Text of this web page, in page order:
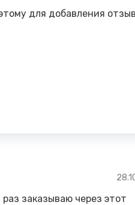
для добавления
заказываю через этот